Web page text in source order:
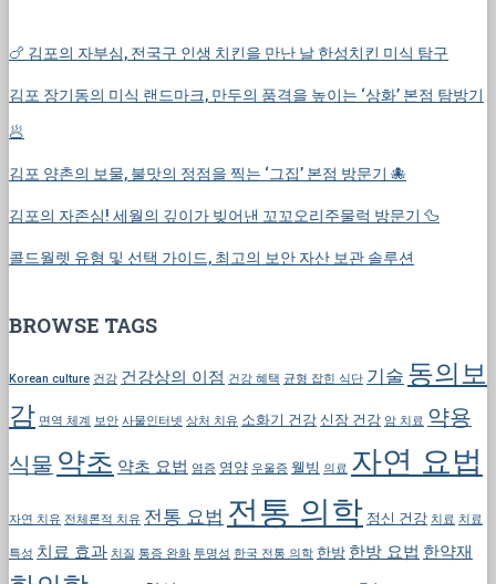
🍗 김포의 자부심, 전국구 인생 치킨을 만난 날 한성치킨 미식 탐구
김포 장기동의 미식 랜드마크, 만두의 품격을 높이는 ‘상화’ 본점 탐방기
🥟
김포 양촌의 보물, 불맛의 정점을 찍는 ‘그집’ 본점 방문기 🐙
김포의 자존심! 세월의 깊이가 빚어낸 꼬꼬오리주물럭 방문기 🦆
콜드월렛 유형 및 선택 가이드, 최고의 보안 자산 보관 솔루션
BROWSE TAGS
Korean culture 건강 건강상의 이점 건강 혜택 균형 잡힌 식단 기술 동의보
감 면역 체계 보안 사물인터넷 상처 치유 소화기 건강 신장 건강 암 치료 약용
식물 약초 약초 요법 염증 영양 우울증 웰빙 의료 자연 요법
자연 치유 전체론적 치유 전통 요법 전통 의학 정신 건강 치료 치료
특성 치료 효과 치질 통증 완화 투명성 한국 전통 의학 한방 한방 요법 한약재